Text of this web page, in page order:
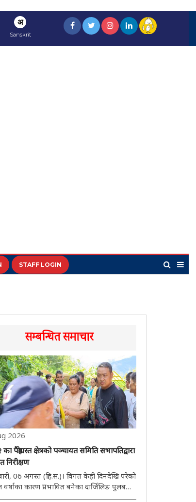
अ
Sanskrit
STAFF LOGIN
सम्बन्धित समाचार
2026
पैह्रोग्रस्त क्षेत्रको पञ्चायत समिति सभापतिद्वारा
निरीक्षण
06 अगस्त (हि.स.)। विगत केही दिनदेखि परेको
कारण प्रभावित बनेका दार्जिलिङ पुलबजार